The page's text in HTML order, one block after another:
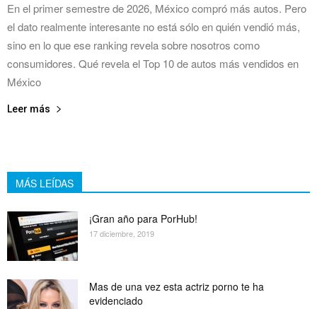
En el primer semestre de 2026, México compró más autos. Pero
el dato realmente interesante no está sólo en quién vendió más,
sino en lo que ese ranking revela sobre nosotros como
consumidores. Qué revela el Top 10 de autos más vendidos en
México
Leer más
MÁS LEÍDAS
¡Gran año para PorHub!
17 diciembre, 2019
Mas de una vez esta actriz porno te ha
evidenciado